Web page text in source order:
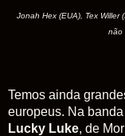
Jonah Hex (EUA), Tex
não
Temos ainda
europeus. Na
Lucky Luke, de